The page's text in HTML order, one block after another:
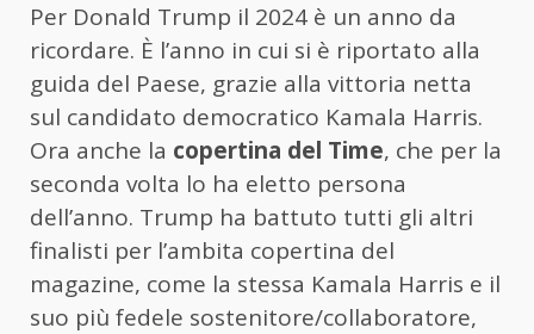
Per Donald Trump il 2024 è un anno da
ricordare. È l’anno in cui si è riportato alla
guida del Paese, grazie alla vittoria netta
sul candidato democratico Kamala Harris.
Ora anche la copertina del Time, che per la
seconda volta lo ha eletto persona
dell’anno. Trump ha battuto tutti gli altri
finalisti per l’ambita copertina del
magazine, come la stessa Kamala Harris e il
suo più fedele sostenitore/collaboratore,